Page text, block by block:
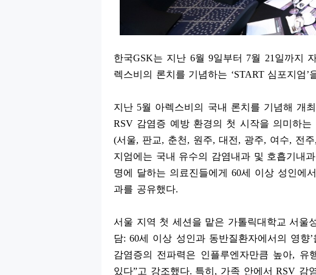
한국GSK는 지난 6월 9일부터 7월 21일까지
렉스비의 론치를 기념하는 ‘START 심포지엄’
지난 5월 아렉스비의 국내 론치를 기념해 개
RSV 감염증 예방 환경의 첫 시작을 의미하는
(서울, 판교, 춘천, 원주, 대전, 광주, 여수, 전주,
지엄에는 국내 유수의 감염내과 및 호흡기내
명에 달하는 의료진들에게 60세 이상 성인에서
과를 공유했다.
서울 지역 첫 세션을 맡은 가톨릭대학교 서울
담: 60세 이상 성인과 동반질환자에서의 영향’
감염증의 전파력은 인플루엔자만큼 높아, 유
있다”고 강조했다. 특히 , 가족 안에서RSV 감